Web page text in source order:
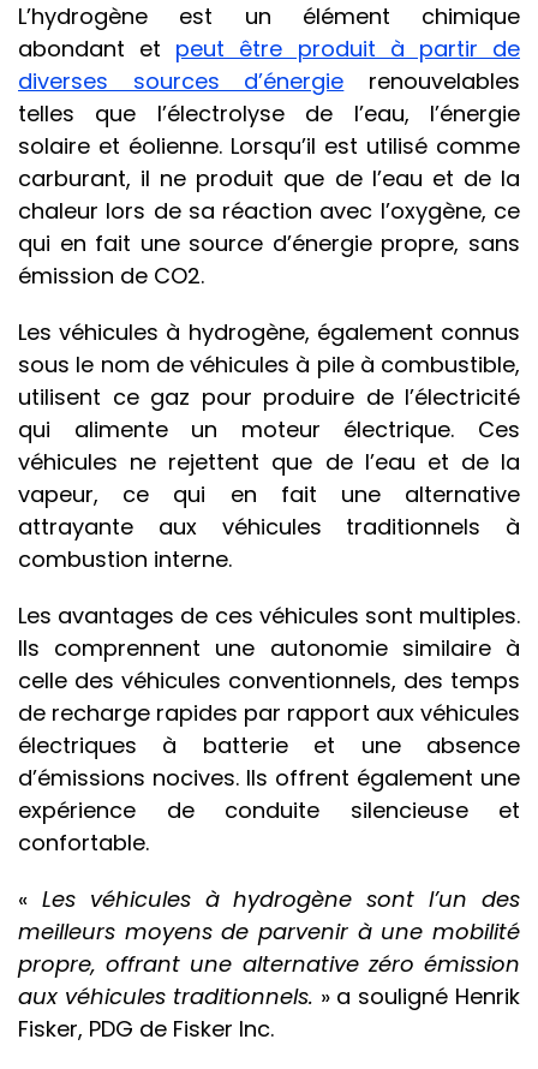
L’hydrogène est un élément chimique
abondant et peut être produit à partir de
diverses sources d’énergie renouvelables
telles que l’électrolyse de l’eau, l’énergie
solaire et éolienne. Lorsqu’il est utilisé comme
carburant, il ne produit que de l’eau et de la
chaleur lors de sa réaction avec l’oxygène, ce
qui en fait une source d’énergie propre, sans
émission de CO2.
Les véhicules à hydrogène, également connus
sous le nom de véhicules à pile à combustible,
utilisent ce gaz pour produire de l’électricité
qui alimente un moteur électrique. Ces
véhicules ne rejettent que de l’eau et de la
vapeur, ce qui en fait une alternative
attrayante aux véhicules traditionnels à
combustion interne.
Les avantages de ces véhicules sont multiples.
lls comprennent une autonomie similaire à
celle des véhicules conventionnels, des temps
de recharge rapides par rapport aux véhicules
électriques à batterie et une absence
d’émissions nocives. Ils offrent également une
expérience de conduite silencieuse et
confortable.
« Les véhicules à hydrogène sont l’un des
meilleurs moyens de parvenir à une mobilité
propre, offrant une alternative zéro émission
aux véhicules traditionnels. » a souligné Henrik
Fisker, PDG de Fisker Inc.